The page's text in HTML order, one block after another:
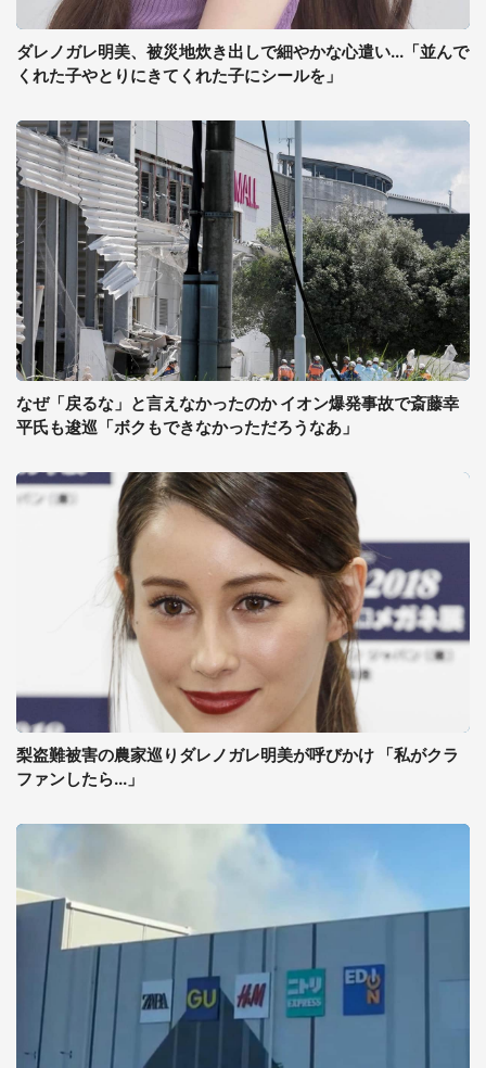
ダレノガレ明美、被災地炊き出しで細やかな心遣い...「並んで
くれた子やとりにきてくれた子にシールを」
なぜ「戻るな」と言えなかったのか イオン爆発事故で斎藤幸
平氏も逡巡「ボクもできなかっただろうなあ」
梨盗難被害の農家巡りダレノガレ明美が呼びかけ 「私がクラ
ファンしたら...」